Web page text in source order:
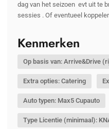
dag van het seizoen evt uit te
sessies . Of eventueel
Kenmerken
Op basis van: Arrive&Drive
Extra opties: Catering
Auto typen: Max5 Cupauto
Type Licentie (minimaal):